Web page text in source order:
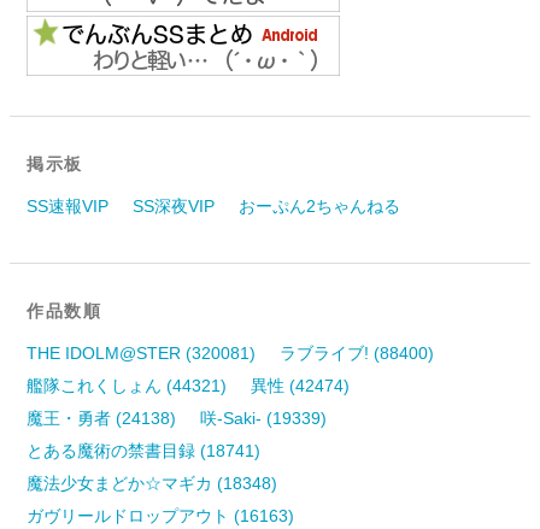
掲示板
SS速報VIP SS深夜VIP おーぷん2ちゃんねる
作品数順
THE IDOLM@STER (320081)
ラブライブ! (88400)
艦隊これくしょん (44321)
異性 (42474)
魔王・勇者 (24138)
咲-Saki- (19339)
とある魔術の禁書目録 (18741)
魔法少女まどか☆マギカ (18348)
ガヴリールドロップアウト (16163)